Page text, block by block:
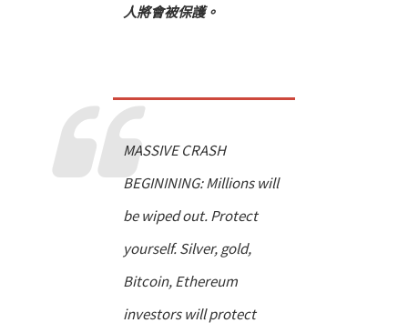
人將會被保護。
MASSIVE CRASH
BEGININING: Millions will
be wiped out. Protect
yourself. Silver, gold,
Bitcoin, Ethereum
investors will protect